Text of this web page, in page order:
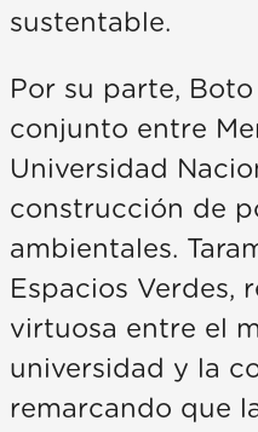
sustentable.
Por su parte,
conjunto entre
Universidad
construcción de
ambientales.
Espacios Verdes,
virtuosa entre el
universidad y la
remarcando que